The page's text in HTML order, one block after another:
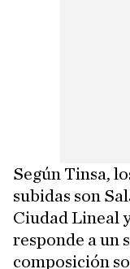
Según Tinsa,
subidas son
Ciudad Lineal
responde a un
composición